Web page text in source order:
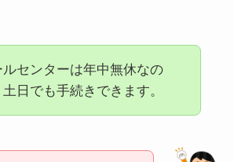
ルセンターは年中無休なの
日でも手続きできます。